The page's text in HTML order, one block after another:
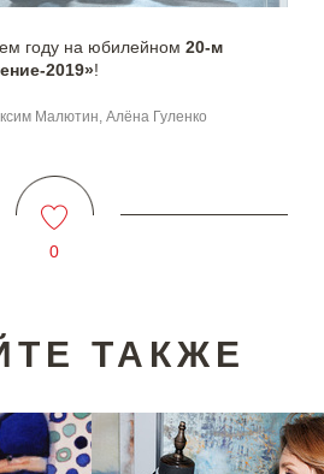
году на юбилейном 20-м
2019»!
Малютин, Алёна Гуленко
0
ТАКЖЕ